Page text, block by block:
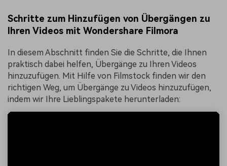
Schritte zum Hinzufügen von Übergängen zu
Ihren Videos mit Wondershare Filmora
In diesem Abschnitt finden Sie die Schritte, die Ihnen
praktisch dabei helfen, Übergänge zu Ihren Videos
hinzuzufügen. Mit Hilfe von Filmstock finden wir den
richtigen Weg, um Übergänge zu Videos hinzuzufügen,
indem wir Ihre Lieblingspakete herunterladen: